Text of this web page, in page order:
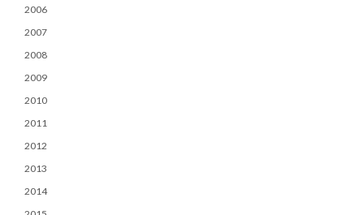
2006
2007
2008
2009
2010
2011
2012
2013
2014